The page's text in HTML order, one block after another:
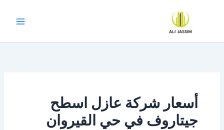
أسعار شركة عازل اسطح
جيتاروف في حي القيروان